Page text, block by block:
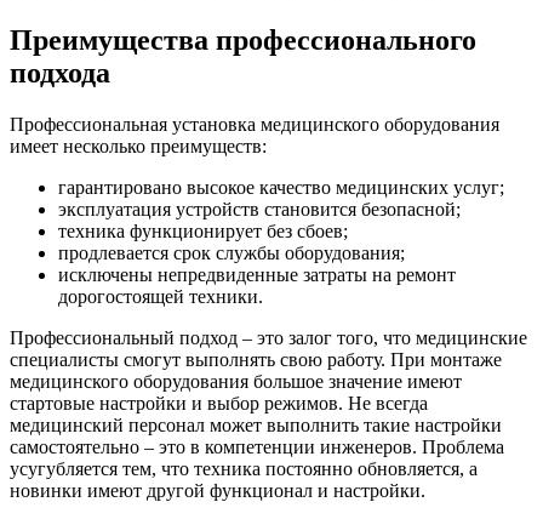
Преимущества профессионального
подхода
Профессиональная установка медицинского оборудования
имеет несколько преимуществ:
гарантировано высокое качество медицинских услуг;
эксплуатация устройств становится безопасной;
техника функционирует без сбоев;
продлевается срок службы оборудования;
исключены непредвиденные затраты на ремонт
дорогостоящей техники.
Профессиональный подход – это залог того, что медицинские
специалисты смогут выполнять свою работу. При монтаже
медицинского оборудования большое значение имеют
стартовые настройки и выбор режимов. Не всегда
медицинский персонал может выполнить такие настройки
самостоятельно – это в компетенции инженеров. Проблема
усугубляется тем, что техника постоянно обновляется, а
новинки имеют другой функционал и настройки.